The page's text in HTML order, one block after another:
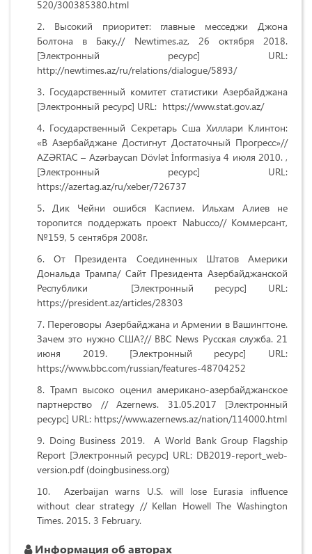
520/300385380.html
Высокий приоритет: главные месседжи Джона
Болтона в Баку.// Newtimes.az, 26 октября 2018.
[Электронный ресурс] URL:
http://newtimes.az/ru/relations/dialogue/5893/
Государственный комитет статистики Азербайджана
[Электронный ресурс] URL: https://www.stat.gov.az/
Государственный Секретарь Сша Хиллари Клинтон:
«В Азербайджане Достигнут Достаточный Прогресс»//
AZƏRTAC – Azərbaycan Dövlət İnformasiya 4 июля 2010. ,
[Электронный ресурс] URL:
https://azertag.az/ru/xeber/726737
Дик Чейни ошибся Каспием. Ильхам Алиев не
торопится поддержать проект Nabucco// Коммерсант,
№159, 5 сентября 2008г.
От Президента Соединенных Штатов Америки
Дональда Трампа/ Сайт Президента Азербайджанской
Республики [Электронный ресурс] URL:
https://president.az/articles/28303
Переговоры Азербайджана и Армении в Вашингтоне.
Зачем это нужно США?// BBC News Русская служба. 21
июня 2019. [Электронный ресурс] URL:
https://www.bbc.com/russian/features-48704252
Трамп высоко оценил американо-азербайджанское
партнерство // Azernews. 31.05.2017 [Электронный
ресурс] URL: https://www.azernews.az/nation/114000.html
Doing Business 2019. A World Bank Group Flagship
Report [Электронный ресурс] URL: DB2019-report_web-
version.pdf (doingbusiness.org)
Azerbaĳan warns U.S. will lose Eurasia influence
without clear strategy // Kellan Howell The Washington
Times. 2015. 3 February.
Информация об авторах